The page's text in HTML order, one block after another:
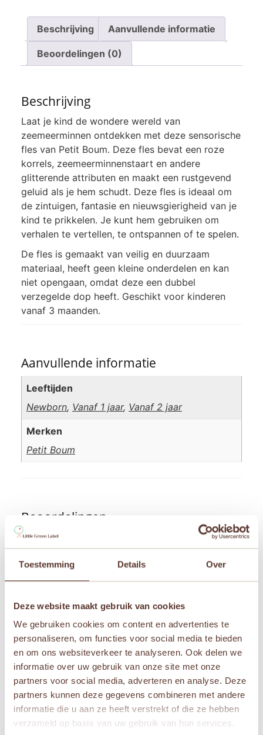
Toestemming Details Over
Deze website maakt gebruik van cookies
We gebruiken cookies om content en advertenties te
personaliseren, om functies voor social media te bieden
en om ons websiteverkeer te analyseren. Ook delen we
informatie over uw gebruik van onze site met onze
partners voor social media, adverteren en analyse. Deze
partners kunnen deze gegevens combineren met andere
informatie die u aan ze heeft verstrekt of die ze hebben
verzameld op basis van uw gebruik van hun services.
Beschrijving Aanvullende informatie
Beoordelingen (0)
Beschrijving
Laat je kind de wondere wereld van
zeemeerminnen ontdekken met deze sensorische
fles van Petit Boum. Deze fles bevat een roze
korrels, zeemeerminnenstaart en andere
glitterende attributen en maakt een rustgevend
geluid als je hem schudt. Deze fles is ideaal om
de zintuigen, fantasie en nieuwsgierigheid van je
kind te prikkelen. Je kunt hem gebruiken om
verhalen te vertellen, te ontspannen of te spelen.
De fles is gemaakt van veilig en duurzaam
materiaal, heeft geen kleine onderdelen en kan
niet opengaan, omdat deze een dubbel
verzegelde dop heeft. Geschikt voor kinderen
vanaf 3 maanden.
Aanvullende informatie
Leeftijden
Newborn, Vanaf 1 jaar, Vanaf 2 jaar
Merken
Petit Boum
Beoordelingen
Er zijn nog geen beoordelingen.
fles – Zeemeermin” te beoordelen
Je e-mailadres wordt niet gepubliceerd. Vereiste
Je waardering *
Je beoordeling*
Naam*